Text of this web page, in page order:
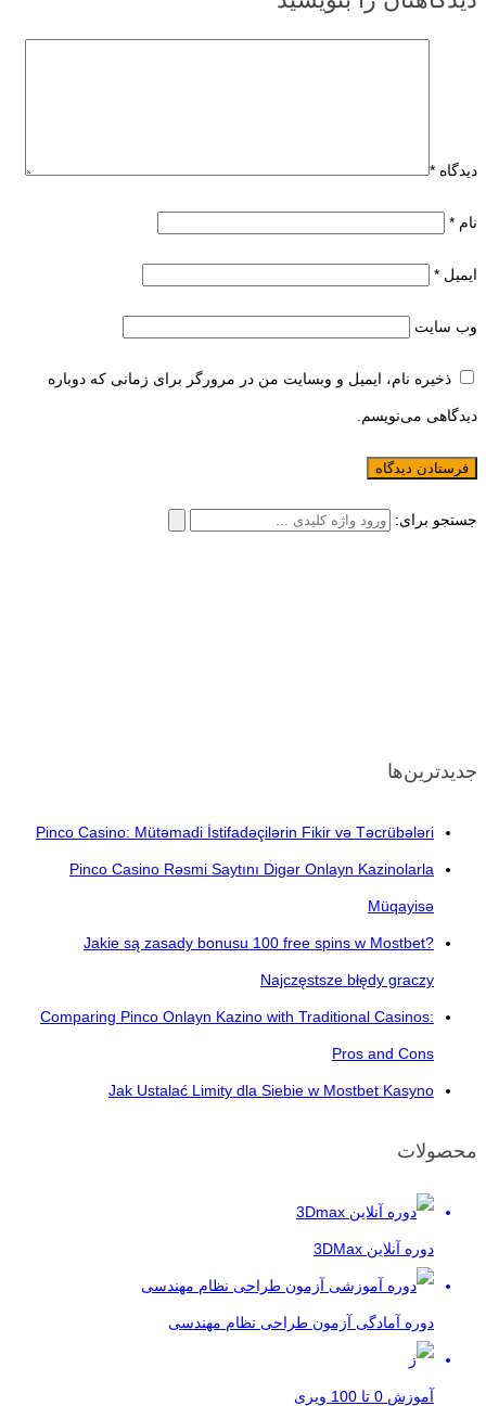
دیدگاه *
نام *
ایمیل *
وب‌ سایت
ذخیره نام، ایمیل و وبسایت من در مرورگر برای زمانی که دوباره
دیدگاهی می‌نویسم.
جستجو برای:
جدیدترین‌ها
Pinco Casino: Mütəmadi İstifadəçilərin Fikir və Təcrübələri
Pinco Casino Rəsmi Saytını Digər Onlayn Kazinolarla
Müqayisə
Jakie są zasady bonusu 100 free spins w Mostbet?
Najczęstsze błędy graczy
Comparing Pinco Onlayn Kazino with Traditional Casinos:
Pros and Cons
Jak Ustalać Limity dla Siebie w Mostbet Kasyno
محصولات
دوره آنلاین 3DMax
دوره آمادگی آزمون طراحی نظام مهندسی
آموزش 0 تا 100 ویری